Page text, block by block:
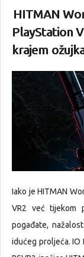
HITMAN
PlayStation
krajem
Iako je HITMAN
VR2 već tijekom
pogađate,
idućeg proljeća.